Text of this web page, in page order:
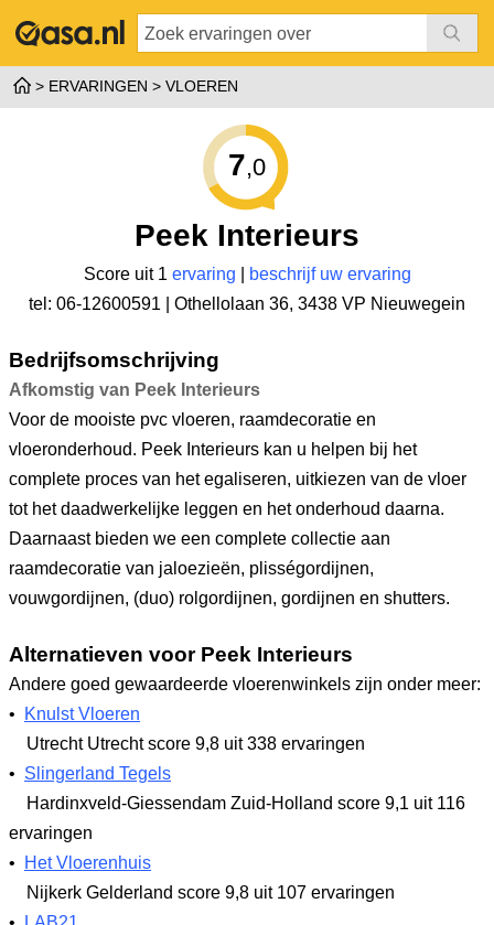
ERVARINGEN VLOEREN
7,0
Peek Interieurs
Score uit 1 ervaring
beschrijf uw ervaring
tel: 06-12600591 | Othellolaan 36, 3438 VP Nieuwegein
Bedrijfsomschrijving
Afkomstig van Peek Interieurs
Voor de mooiste pvc vloeren, raamdecoratie en
vloeronderhoud. Peek Interieurs kan u helpen bij het
complete proces van het egaliseren, uitkiezen van de vloer
tot het daadwerkelijke leggen en het onderhoud daarna.
Daarnaast bieden we een complete collectie aan
raamdecoratie van jaloezieën, plisségordijnen,
vouwgordijnen, (duo) rolgordijnen, gordijnen en shutters.
Alternatieven voor Peek Interieurs
Andere goed gewaardeerde vloerenwinkels zijn onder meer:
•
Knulst Vloeren
Utrecht Utrechtscore 9,8 uit 338 ervaringen
• Slingerland Tegels
Hardinxveld-Giessendam Zuid-Holland score 9,1 uit 116
ervaringen
•
Het Vloerenhuis
Nijkerk Gelderland score 9,8 uit 107 ervaringen